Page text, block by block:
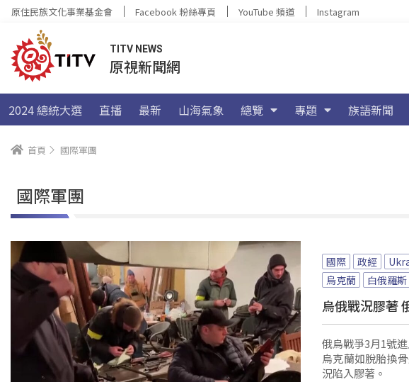
原住民族文化事業基金會 Facebook 粉絲專頁 YouTube 頻道 Instagram
TITV NEWS
原視新聞網
2024 總統大選 直播 最新 山海氣象 總覽 專題 族語新聞
首頁 國際軍團
國際軍團
國際 政經
烏克蘭
白俄羅斯
烏俄戰況膠著
俄烏戰爭3月1號
烏克蘭如脫胎換
況陷入膠著。